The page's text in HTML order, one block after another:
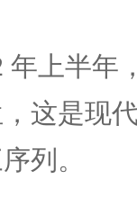
年上半年
这是现
列。